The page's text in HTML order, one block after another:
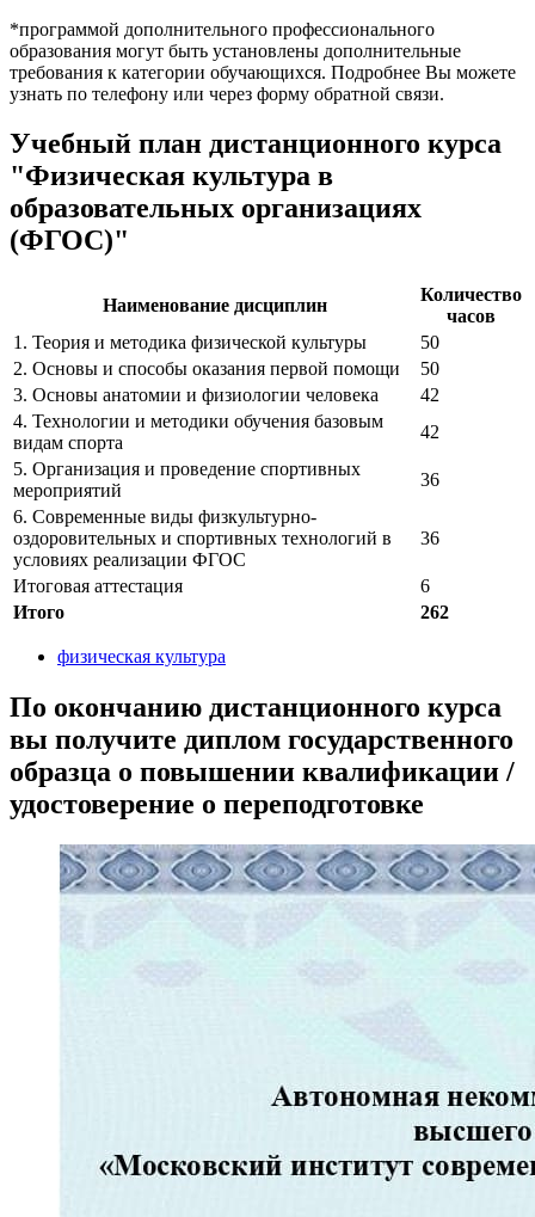
*программой дополнительного профессионального
образования могут быть установлены дополнительные
требования к категории обучающихся. Подробнее Вы можете
узнать по телефону или через форму обратной связи.
Учебный план дистанционного курса
"Физическая культура в
образовательных организациях
(ФГОС)"
Наименование дисциплин
Количество
часов
1. Теория и методика физической культуры
50
2. Основы и способы оказания первой помощи
50
3. Основы анатомии и физиологии человека
42
4. Технологии и методики обучения базовым
видам спорта
42
5. Организация и проведение спортивных
мероприятий
36
6. Современные виды физкультурно-
оздоровительных и спортивных технологий в
условиях реализации ФГОС
36
Итоговая аттестация
6
Итого
262
физическая культура
По окончанию дистанционного курса
вы получите диплом государственного
образца о повышении квалификации /
удостоверение о переподготовке